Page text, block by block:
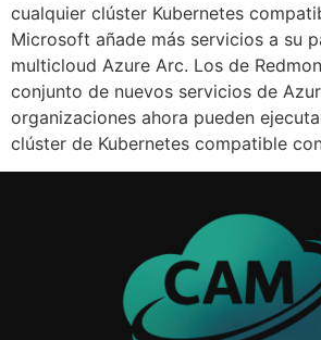
cualquier clúster Kubernetes
Microsoft añade más servicios a su
multicloud Azure Arc. Los de
conjunto de nuevos servicios de
organizaciones ahora pueden
clúster de Kubernetes compatible